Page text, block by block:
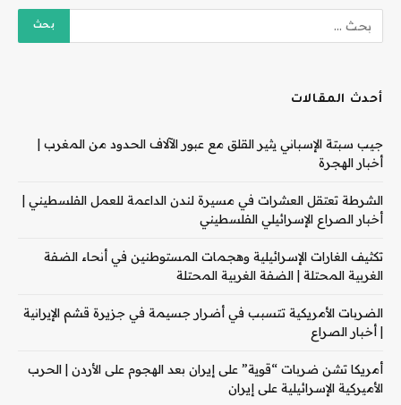
أحدث المقالات
جيب سبتة الإسباني يثير القلق مع عبور الآلاف الحدود من المغرب |
أخبار الهجرة
الشرطة تعتقل العشرات في مسيرة لندن الداعمة للعمل الفلسطيني |
أخبار الصراع الإسرائيلي الفلسطيني
تكثيف الغارات الإسرائيلية وهجمات المستوطنين في أنحاء الضفة
الغربية المحتلة | الضفة الغربية المحتلة
الضربات الأمريكية تتسبب في أضرار جسيمة في جزيرة قشم الإيرانية
| أخبار الصراع
أمريكا تشن ضربات “قوية” على إيران بعد الهجوم على الأردن | الحرب
الأميركية الإسرائيلية على إيران